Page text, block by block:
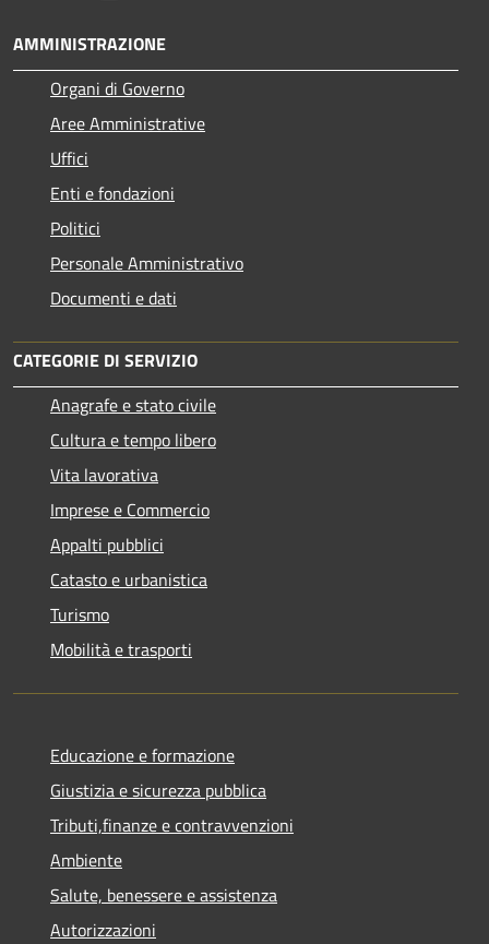
AMMINISTRAZIONE
Organi di Governo
Aree Amministrative
Uffici
Enti e fondazioni
Politici
Personale Amministrativo
Documenti e dati
CATEGORIE DI SERVIZIO
Anagrafe e stato civile
Cultura e tempo libero
Vita lavorativa
Imprese e Commercio
Appalti pubblici
Catasto e urbanistica
Turismo
Mobilità e trasporti
Educazione e formazione
Giustizia e sicurezza pubblica
Tributi,finanze e contravvenzioni
Ambiente
Salute, benessere e assistenza
Autorizzazioni